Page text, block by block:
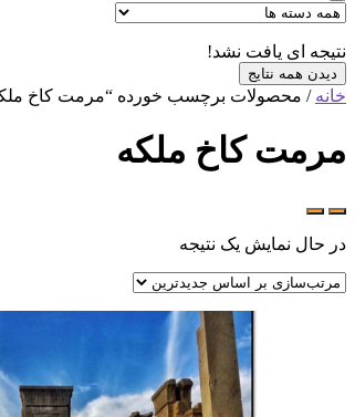
نتیجه ای یافت نشد!
دیدن همه نتایج
خانه / محصولات برچسب خورده “مرمت کاخ
مرمت کاخ ملکه
در حال نمایش یک نتیجه